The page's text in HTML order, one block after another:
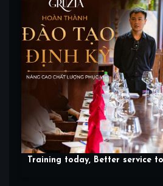
Training today, Better service